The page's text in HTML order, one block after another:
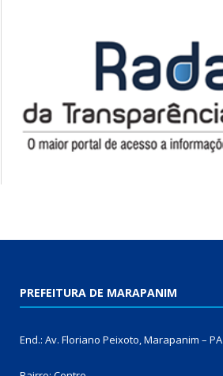
PREFEITURA DE MARAPANIM
End.: Av. Floriano Peixoto, Marapanim – PA